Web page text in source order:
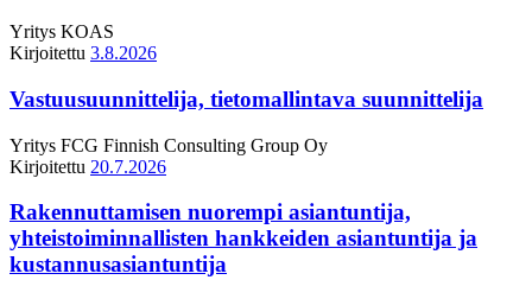
Yritys KOAS
Kirjoitettu 3.8.2026
Vastuusuunnittelija, tietomallintava suunnittelija
Yritys FCG Finnish Consulting Group Oy
Kirjoitettu 20.7.2026
Rakennuttamisen nuorempi asiantuntija,
yhteistoiminnallisten hankkeiden asiantuntija ja
kustannusasiantuntija